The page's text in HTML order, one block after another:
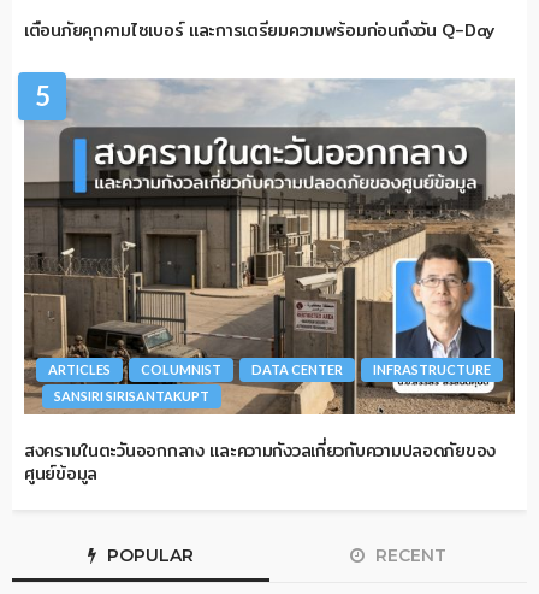
เตือนภัยคุกคามไซเบอร์ และการเตรียมความพร้อมก่อนถึงวัน Q-Day
5
ARTICLES COLUMNIST DATA CENTER
INFRASTRUCTURE
SANSIRI SIRISANTAKUPT
สงครามในตะวันออกกลาง และความกังวลเกี่ยวกับความปลอดภัยของ
ศูนย์ข้อมูล
POPULAR RECENT